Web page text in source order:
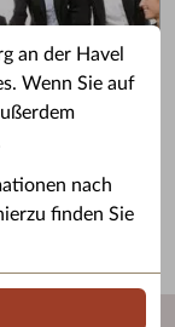
an der Havel
Wenn Sie auf
nach
finden Sie